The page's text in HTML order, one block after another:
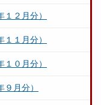
２月分）
１月分）
０月分）
月分）